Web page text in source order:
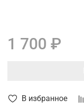
В избранное
1 700 ₽